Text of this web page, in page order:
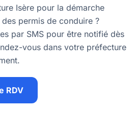
Isère pour la démarche
permis de conduire ?
par SMS pour être notifié dès
vous dans votre préfecture
RDV